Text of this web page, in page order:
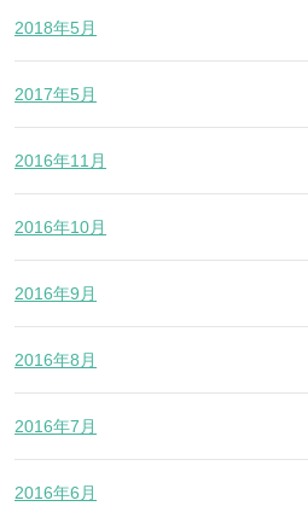
2018年5月
2017年5月
2016年11月
2016年10月
2016年9月
2016年8月
2016年7月
2016年6月